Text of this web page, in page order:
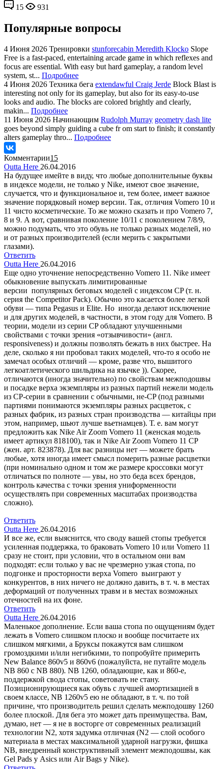
15
931
Популярные вопросы
4 Июня 2026 Тренировки stunforecabin Meredith Klocko Slope
Free is a fast-paced, entertaining arcade game in which reflexes and
focus are essential. With easy but hard gameplay, a random level
system, st... Подробнее
4 Июня 2026 Техника бега extendawful Craig Jerde Block Blast is
interesting not only for its gameplay, but also for its easy-to-use
looks and audio. The blocks are colored brightly and clearly,
makin... Подробнее
11 Июня 2026 Начинающим Rudolph Murray geometry dash lite
goes beyond simply guiding a cube fr om start to finish; it constantly
alters gameplay thro... Подробнее
Комментарии15
Outta Here 26.04.2016
На будущее имейте в виду, что любые дополнительные буквы
в индексе модели, не только у Nike, имеют свое значение,
случается, что и функциональное и, тем более, имеет важное
значение порядковый номер версии. Так, отличия Vomero 10 и
11 чисто косметические. То же можно сказать и про Vomero 7,
8 и 9. А вот, сравнивая поколение 10/11 с поколением 7/8/9,
можно подумать, что это обувь не только разных моделей, но
и от разных производителей (если мерить с закрытыми
глазами).
Ответить
Outta Here 26.04.2016
Еще одно уточнение непосредственно Vomero 11. Nike имеет
обыкновение выпускать лимитированные
версии популярных беговых моделей с индексом CP (т. н.
серия the Competitor Pack). Обычно это касается более легкой
обуви — типа Pegasus и Elite. Но иногда делают исключение
и для других моделей, в частности, в этом году для Vomero. В
теории, модели из серии CP обладают улучшенными
свойствами с точки зрения «отзывчивости» (англ.
responsiveness) и должны позволять бежать в них быстрее. На
деле, сколько я ни пробовал таких моделей, что-то я особо не
замечал особых отличий — кроме, разве что, вышитого
легкоатлетического шильдика на язычке )). Скорее,
отличаются (иногда значительно) по свойствам межподошвы
и посадке верха экземпляры из разных партий нежели модель
из CP-серии в сравнении с обычными, не-CP (под разными
партиями понимаются экземпляры разных расцветок, с
разных фабрик, из разных стран производства — китайцы при
этом, например, шьют лучше вьетнамцев). Т. е. вам могут
предложить как Nike Air Zoom Vomero 11 (женская модель
имеет артикул 818100), так и Nike Air Zoom Vomero 11 CP
(жен. арт. 823878). Для вас разницы нет — можете брать
любые, хотя иногда имеет смысл померить разные расцветки
(при номинально одном и том же размере кроссовки могут
отличаться по полноте — увы, но это беда всех брендов,
контроль качества с точки зрения униформенности
осуществлять при современных масштабах производства
сложно).
Ответить
Outta Here 26.04.2016
И все же, если выяснится, что своду вашей стопы требуется
усиленная поддержка, то браковать Vomero 10 или Vomero 11
сразу не стоит, при условии, что в остальном они вам
подходят: если только у вас не чрезмерно узкая стопа, по
подгонке и просторности верха Vomero выиграют у
конкурентов, в них ничего не должно давить, в т. ч. в местах
деформаций от полученных травм и в местах возможных
отечностей на их фоне.
Ответить
Outta Here 26.04.2016
Маленькое дополнение. Если ваша стопа по ощущениям будет
лежать в Vomero слишком плоско и вообще посчитаете их
слишком мягкими, а Бруксы покажутся вам слишком
громоздкими и/или негибкими, то попробуйте примерить
New Balance 860v5 и 860v6 (пожалуйста, не путайте модель
NB 860 с NB 880). NB 1260, обладающие, как и 860-е,
поддержкой свода стопы, советовать не стану.
Позиционирующиеся как обувь с лучшей амортизацией в
своем классе, NB 1260v5 ею не обладают, в т. ч. по той
причине, что производитель решил сделать межподошву 1260
более плоской. Для бега это может дать преимущества. Вам,
думаю, нет — я не в восторге от современных реализаций
технологии N2, хотя задумка отличная (N2 — слой особого
материала в местах максимальной ударной нагрузки, фишка
NB, внедренный конструктивный элемент межподошвы, как
Gel Pads у Asics или Air Bags у Nike).